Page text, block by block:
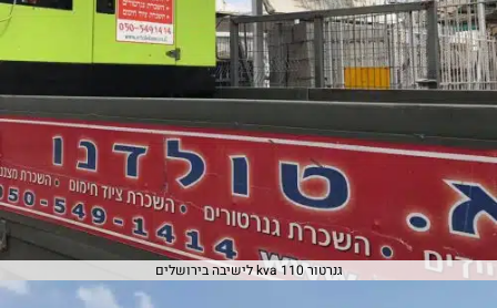
גנרטור 110 kva לישיבה בירושלים